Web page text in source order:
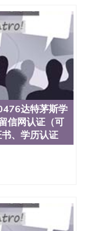
达特茅斯学
信网认证（可
、学历认证